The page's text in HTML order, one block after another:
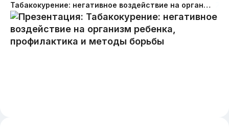
Табакокурение: негативное воздействие на организм ребенка, профилактика и методы борьбы